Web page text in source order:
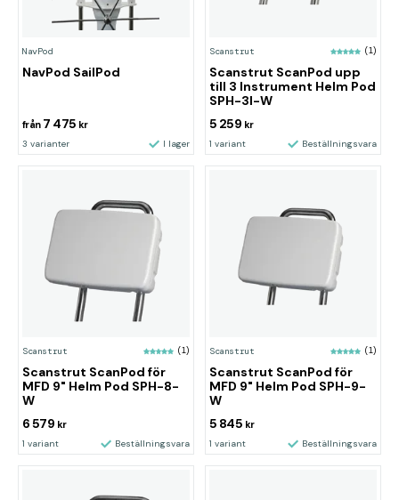
NavPod
NavPod SailPod
från 7 475 kr
3 varianter I lager
Scanstrut (1)
Scanstrut ScanPod upp
till 3 Instrument Helm Pod
SPH-3I-W
5 259 kr
1 variant Beställningsvara
Scanstrut (1)
Scanstrut ScanPod för
MFD 9" Helm Pod SPH-8-
W
6 579 kr
1 variant Beställningsvara
Scanstrut (1)
Scanstrut ScanPod för
MFD 9" Helm Pod SPH-9-
W
5 845 kr
1 variant Beställningsvara